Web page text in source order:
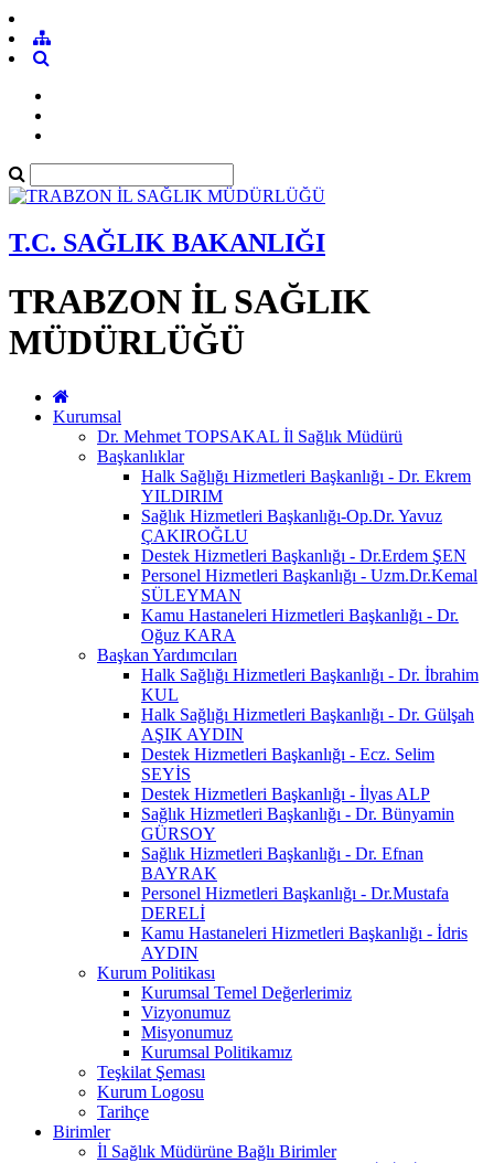
T.C. SAĞLIK BAKANLIĞI
TRABZON İL SAĞLIK
MÜDÜRLÜĞÜ
Kurumsal
Dr. Mehmet TOPSAKAL İl Sağlık Müdürü
Başkanlıklar
Halk Sağlığı Hizmetleri Başkanlığı - Dr. Ekrem
YILDIRIM
Sağlık Hizmetleri Başkanlığı-Op.Dr. Yavuz
ÇAKIROĞLU
Destek Hizmetleri Başkanlığı - Dr.Erdem ŞEN
Personel Hizmetleri Başkanlığı - Uzm.Dr.Kemal
SÜLEYMAN
Kamu Hastaneleri Hizmetleri Başkanlığı - Dr.
Oğuz KARA
Başkan Yardımcıları
Halk Sağlığı Hizmetleri Başkanlığı - Dr. İbrahim
KUL
Halk Sağlığı Hizmetleri Başkanlığı - Dr. Gülşah
AŞIK AYDIN
Destek Hizmetleri Başkanlığı - Ecz. Selim
SEYİS
Destek Hizmetleri Başkanlığı - İlyas ALP
Sağlık Hizmetleri Başkanlığı - Dr. Bünyamin
GÜRSOY
Sağlık Hizmetleri Başkanlığı - Dr. Efnan
BAYRAK
Personel Hizmetleri Başkanlığı - Dr.Mustafa
DERELİ
Kamu Hastaneleri Hizmetleri Başkanlığı - İdris
AYDIN
Kurum Politikası
Kurumsal Temel Değerlerimiz
Vizyonumuz
Misyonumuz
Kurumsal Politikamız
Teşkilat Şeması
Kurum Logosu
Tarihçe
Birimler
İl Sağlık Müdürüne Bağlı Birimler